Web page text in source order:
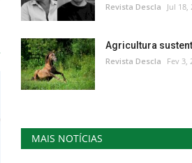
Revista Descla Jul 18,
Agricultura
Revista Descla Fev 3,
MAIS NOTÍCIAS